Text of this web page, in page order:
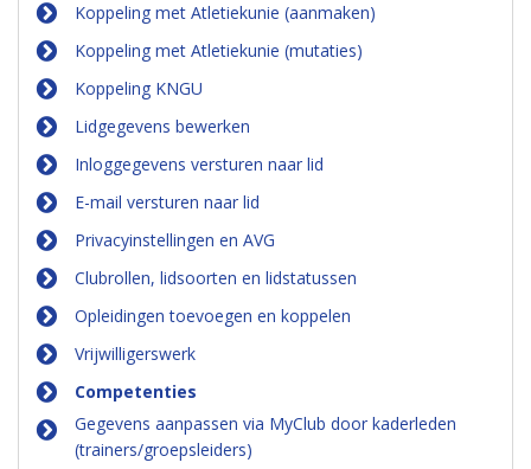
Koppeling met Atletiekunie (aanmaken)
Koppeling met Atletiekunie (mutaties)
Koppeling KNGU
Lidgegevens bewerken
Inloggegevens versturen naar lid
E-mail versturen naar lid
Privacyinstellingen en AVG
Clubrollen, lidsoorten en lidstatussen
Opleidingen toevoegen en koppelen
Vrijwilligerswerk
Competenties
Gegevens aanpassen via MyClub door kaderleden
(trainers/groepsleiders)